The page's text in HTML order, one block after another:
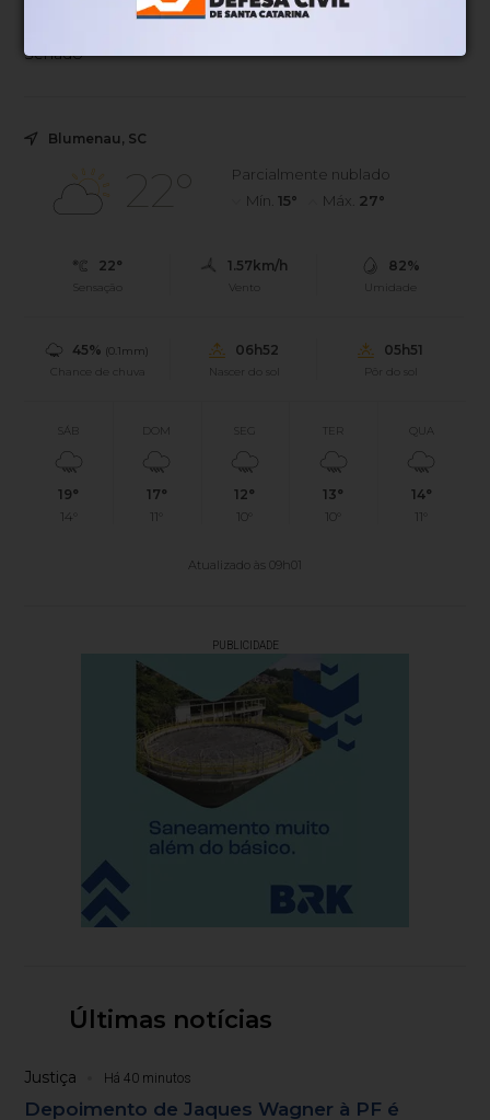
Senado
Blumenau, SC
22°
Parcialmente nublado
Mín. 15° Máx. 27°
22°
Sensação
1.57km/h
Vento
82%
Umidade
45% (0.1mm)
Chance de chuva
06h52
Nascer do sol
05h51
Pôr do sol
SÁB
19°
14°
DOM
17°
11°
SEG
12°
10°
TER
13°
10°
QUA
14°
11°
Atualizado às 09h01
PUBLICIDADE
Últimas notícias
Justiça Há 40 minutos
Depoimento de Jaques Wagner à PF é